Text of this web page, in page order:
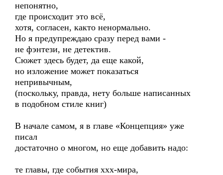
непонятно,
где происходит это всё,
хотя, согласен, както ненормально.
Но я предупреждаю сразу перед вами -
не фэнтези, не детектив.
Сюжет здесь будет, да еще какой,
но изложение может показаться
непривычным,
(поскольку, правда, нету больше написанных
в подобном стиле книг)
В начале самом, я в главе «Концепция» уже
писал
достаточно о многом, но еще добавить надо:
те главы, где события ххх-мира,